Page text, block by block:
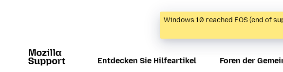
Windows 10 reached EOS (end of
Entdecken Sie Hilfeartikel Foren der